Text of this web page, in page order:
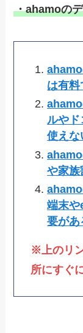
・ahamoの
は有
ルやド
使えな
や家族
端末や
要があ
※上のリ
所にすぐ